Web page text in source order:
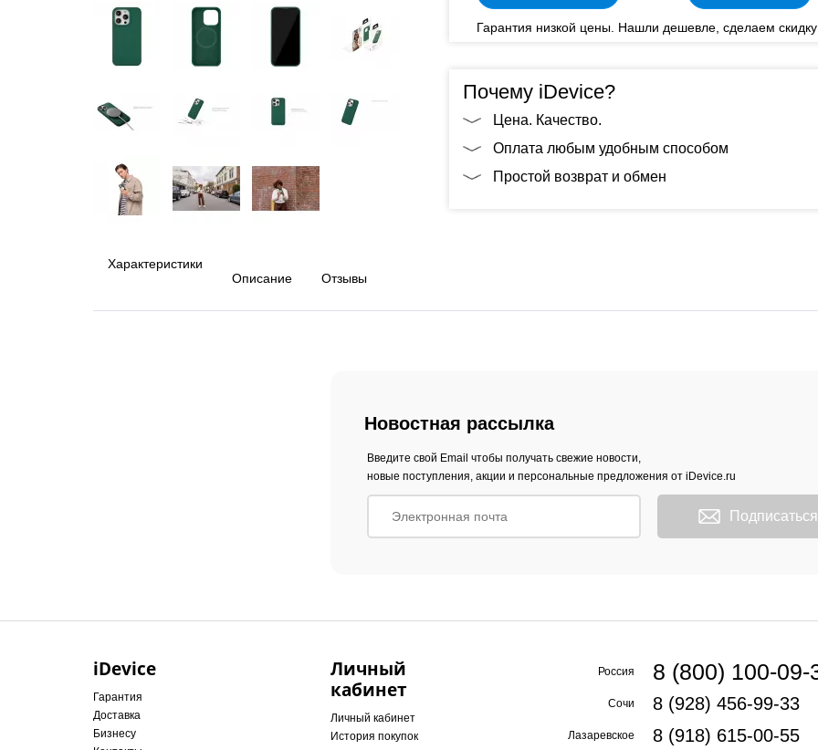
Гарантия низкой цены. Нашли дешевле, сделаем
Почему iDevice?
Цена. Качество.
Оплата любым удобным способом
Простой возврат и обмен
Описание
Характеристики
Отзывы
Новостная рассылка
Введите свой Email чтобы получать свежие новости,
новые поступления, акции и персональные предложения от iDevice.ru
Подписаться
iDevice
Гарантия
Доставка
Бизнесу
Личный
кабинет
Личный кабинет
История покупок
Россия 8 (800) 100-09-
Сочи 8 (928) 456-99-33
Лазаревское 8 (918) 615-00-55